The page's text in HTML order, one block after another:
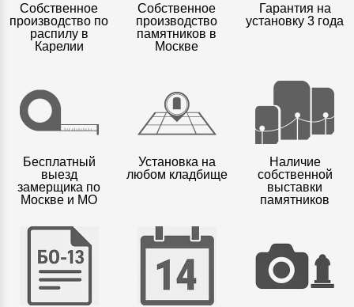
Собственное
производство по
распилу в
Карелии
Собственное
производство
памятников в
Москве
Гарантия на
установку 3 года
Бесплатный
выезд
замерщика по
Москве и МО
Установка на
любом кладбище
Наличие
собственной
выставки
памятников